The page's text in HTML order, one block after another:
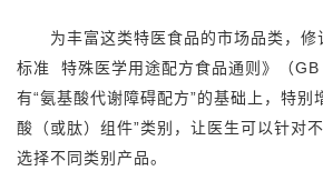
为丰富这类特医食品的市场品类，修
标准 特殊医学用途配方食品通则》（
有“氨基酸代谢障碍配方”的基础上，特别
酸（或肽）组件”类别，让医生可以针对
选择不同类别产品。